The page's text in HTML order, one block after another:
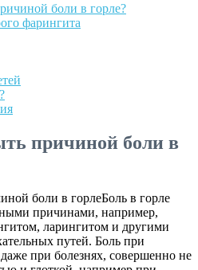
боли в горле?
фарингита
причиной боли в
Боль в горле
причинами, например,
ларингитом и другими
путей. Боль при
при болезнях, совершенно не